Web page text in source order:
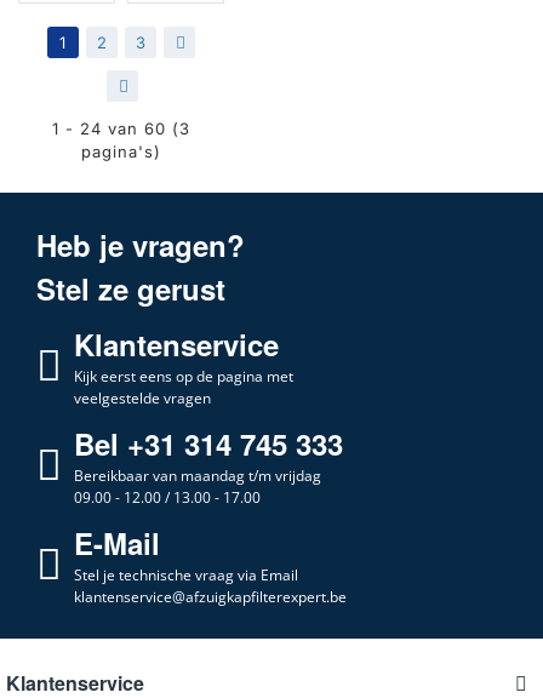
1 2 3 >
>|
1 - 24 van 60 (3
pagina's)
Heb je vragen?
Stel ze gerust
Klantenservice
Kijk eerst eens op de pagina met
veelgestelde vragen
Bel +31 314 745 333
Bereikbaar van maandag t/m vrijdag
09.00 - 12.00 / 13.00 - 17.00
E-Mail
Stel je technische vraag via Email
klantenservice@afzuigkapfilterexpert.be
Klantenservice